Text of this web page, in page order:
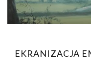
EKRANIZACJA